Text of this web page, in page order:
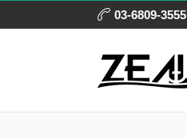
03-6809-3555